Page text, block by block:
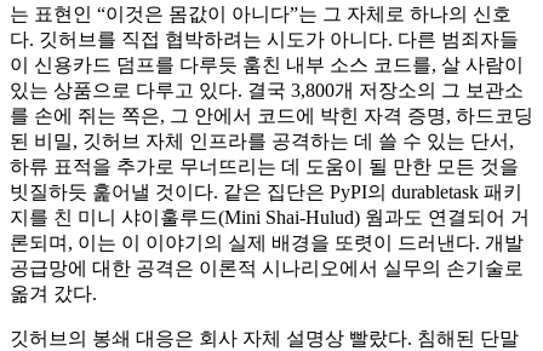
는 표현인 “이것은 몸값이 아니다”는 그 자체로 하나의 신호
다. 깃허브를 직접 협박하려는 시도가 아니다. 다른 범죄자들
이 신용카드 덤프를 다루듯 훔친 내부 소스 코드를, 살 사람이
있는 상품으로 다루고 있다. 결국 3,800개 저장소의 그 보관소
를 손에 쥐는 쪽은, 그 안에서 코드에 박힌 자격 증명, 하드코딩
된 비밀, 깃허브 자체 인프라를 공격하는 데 쓸 수 있는 단서,
하류 표적을 추가로 무너뜨리는 데 도움이 될 만한 모든 것을
빗질하듯 훑어낼 것이다. 같은 집단은 PyPI의 durabletask 패키
지를 친 미니 샤이훌루드(Mini Shai-Hulud) 웜과도 연결되어 거
론되며, 이는 이 이야기의 실제 배경을 또렷이 드러낸다. 개발
공급망에 대한 공격은 이론적 시나리오에서 실무의 손기술로
옮겨 갔다.
깃허브의 봉쇄 대응은 회사 자체 설명상 빨랐다. 침해된 단말